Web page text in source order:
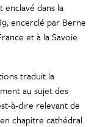
dans la
encerclé par Berne
et à la Savoie
traduit la
au sujet des
à-dire relevant de
chapitre cathédral